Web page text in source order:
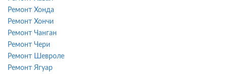
Ремонт Хонда
Ремонт Хончи
Ремонт Чанган
Ремонт Чери
Ремонт Шевроле
Ремонт Ягуар